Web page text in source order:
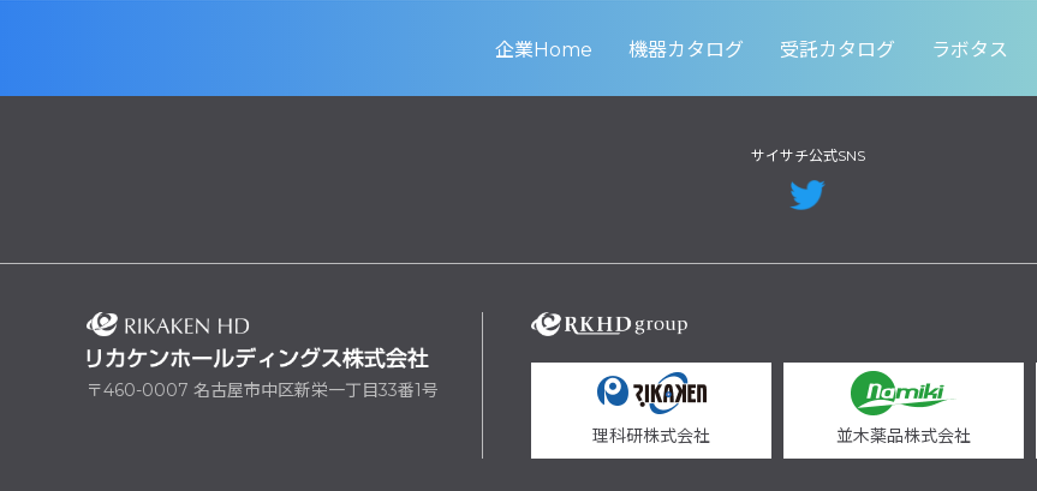
企業Home 機器カタログ 受託カタログ ラボタス
サイサチ公式SNS
〒460-0007 名古屋市中区新栄一丁目33番1号
理科研株式会社 並木薬品株式会社